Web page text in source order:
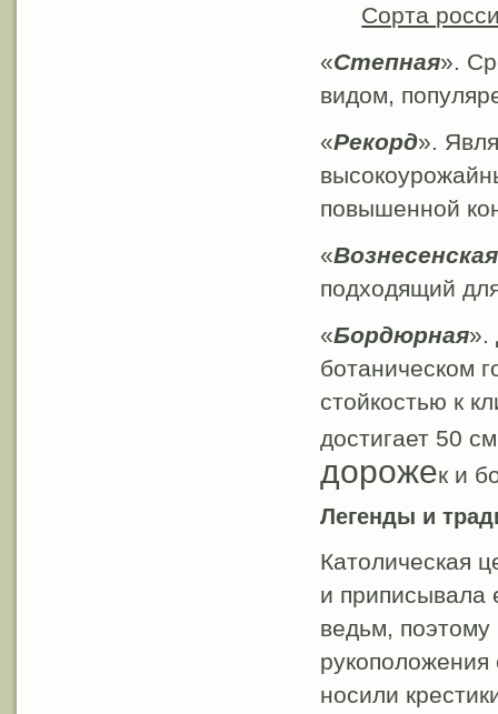
Сорта
«Степная».
видом,
«Рекорд».
повышенной
«
подходящий
«Бордюрная».
ботаническом
стойкостью к
достигает 50
дорожек и
Легенды и
Католическая
и приписывала
ведьм,
носили